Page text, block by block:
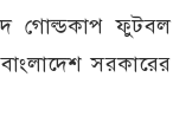
গোল্ডকাপ ফুটবল
সরকারের